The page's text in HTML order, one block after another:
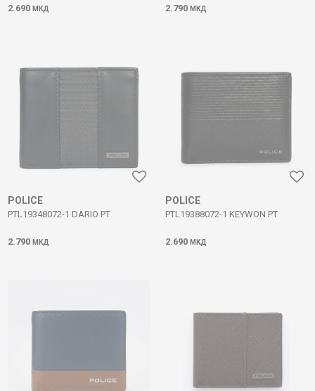
2.690 МКД 2.790 МКД
POLICE
PTL19348072-1 DARIO PT
2.790 МКД
POLICE
PTL19388072-1 KEYWON PT
2.690 МКД